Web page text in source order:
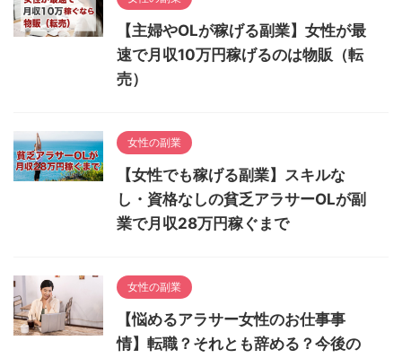
【主婦やOLが稼げる副業】女性が最
速で月収10万円稼げるのは物販（転
売）
女性の副業
【女性でも稼げる副業】スキルな
し・資格なしの貧乏アラサーOLが副
業で月収28万円稼ぐまで
女性の副業
【悩めるアラサー女性のお仕事事
情】転職？それとも辞める？今後の